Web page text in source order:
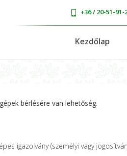
+36 / 20-51-91-
Kezdőlap
bérlésére van lehetőség.
igazolvány (személyi vagy